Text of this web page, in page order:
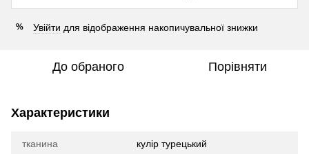
% Увійти для відображення накопичувальної знижки
До обраного Порівняти
Характеристики
тканина кулір турецький